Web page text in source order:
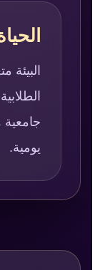
البيئة
يومية.